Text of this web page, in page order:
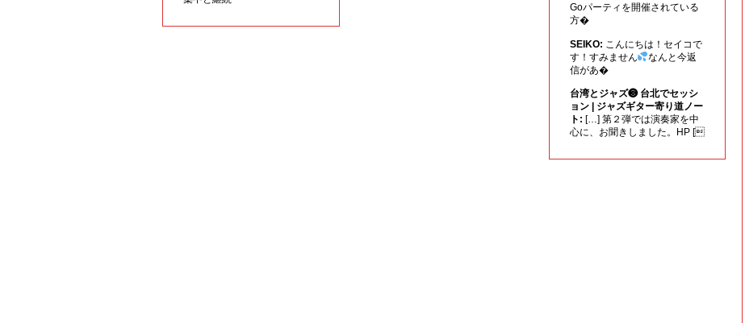
Goパーティを開催されている
方�
SEIKO: こんにちは！セイコで
す！すみません
なんと今返
信があ�
台湾とジャズ❸ 台北でセッシ
ョン | ジャズギター寄り道ノー
ト: […] 第２弾では演奏家を中
心に、お聞きしました。HP [